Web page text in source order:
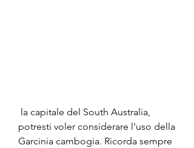
potresti voler considerare l'uso della
Garcinia cambogia. Ricorda sempre